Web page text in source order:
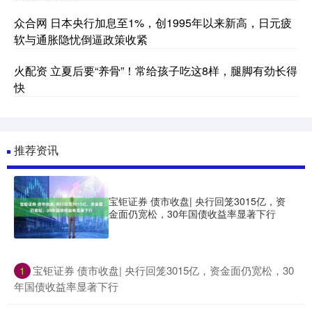
众合网 日本央行加息至1%，创1995年以来新高，日元疲
软与通胀隐忧倒逼政策收紧
火配资 立夏后要“养骨”！常给孩子吃这8样，腿脚有劲长得
快
推荐资讯
宝钜证券 债市收盘| 央行回笼3015亿，资
金面仍宽松，30年国债收益率显著下行
1
​宝钜证券 债市收盘| 央行回笼3015亿，资金面仍宽松，30
年国债收益率显著下行